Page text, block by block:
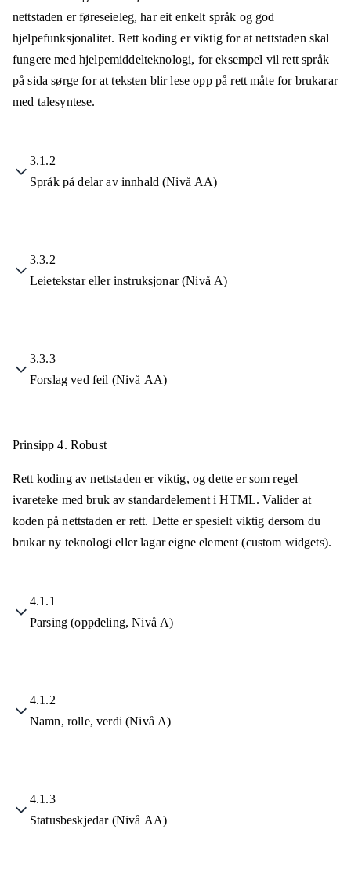
nettstaden er føreseieleg, har eit enkelt språk og god
hjelpefunksjonalitet. Rett koding er viktig for at nettstaden skal
fungere med hjelpemiddelteknologi, for eksempel vil rett språk
på sida sørge for at teksten blir lese opp på rett måte for brukarar
med talesyntese.
3.1.2
Språk på delar av innhald (Nivå AA)
3.3.2
Leietekstar eller instruksjonar (Nivå A)
3.3.3
Forslag ved feil (Nivå AA)
Prinsipp 4. Robust
Rett koding av nettstaden er viktig, og dette er som regel
ivareteke med bruk av standardelement i HTML. Valider at
koden på nettstaden er rett. Dette er spesielt viktig dersom du
brukar ny teknologi eller lagar eigne element (custom widgets).
4.1.1
Parsing (oppdeling, Nivå A)
4.1.2
Namn, rolle, verdi (Nivå A)
4.1.3
Statusbeskjedar (Nivå AA)